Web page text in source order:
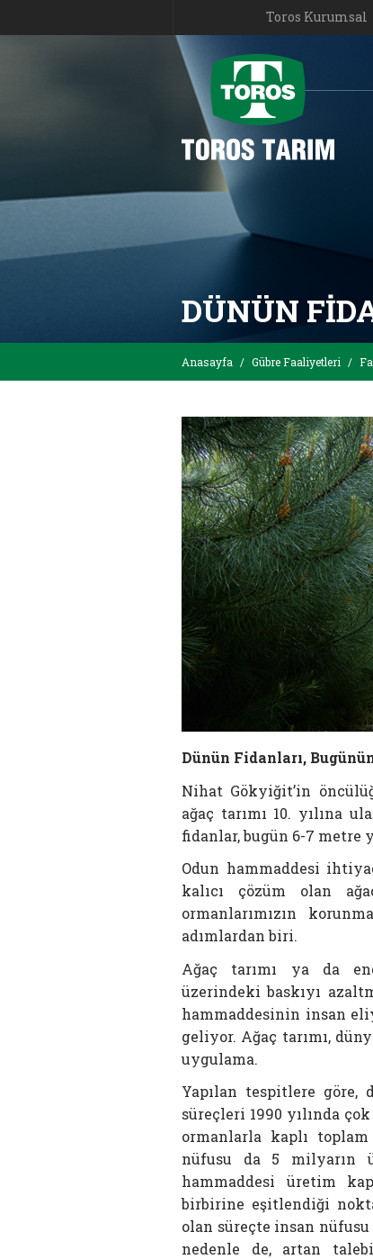
Toros Kurumsal
DÜNÜN
Anasayfa / Gübre Faaliyetleri /
Dünün Fidanları,
Nihat Gökyiğit’in
ağaç tarımı 10. yılına
fidanlar, bugün 6-7 metre
Odun hammaddesi
kalıcı çözüm olan
ormanlarımızın
adımlardan biri.
Ağaç tarımı ya da
üzerindeki baskıyı
hammaddesinin insan
geliyor. Ağaç tarımı,
uygulama.
Yapılan tespitlere göre,
süreçleri 1990 yılında
ormanlarla kaplı
nüfusu da 5 milyarın
hammaddesi üretim
birbirine eşitlendiği
olan süreçte insan
nedenle de, artan